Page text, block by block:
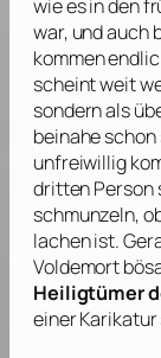
wie es in den
war, und auch
kommen
scheint weit
sondern als
beinahe
unfreiwillig
dritten Person
schmunzeln,
lachen ist.
Voldemort
Heiligtümer
einer